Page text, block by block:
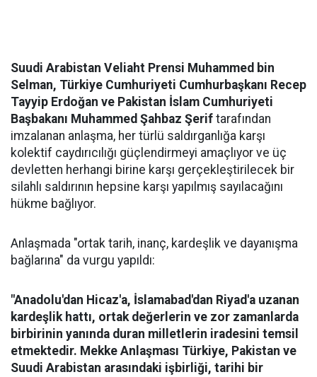
Suudi Arabistan Veliaht Prensi Muhammed bin
Selman, Türkiye Cumhuriyeti Cumhurbaşkanı Recep
Tayyip Erdoğan ve Pakistan İslam Cumhuriyeti
Başbakanı Muhammed Şahbaz Şerif tarafından
imzalanan anlaşma, her türlü saldırganlığa karşı
kolektif caydırıcılığı güçlendirmeyi amaçlıyor ve üç
devletten herhangi birine karşı gerçekleştirilecek bir
silahlı saldırının hepsine karşı yapılmış sayılacağını
hükme bağlıyor.
Anlaşmada "ortak tarih, inanç, kardeşlik ve dayanışma
bağlarına" da vurgu yapıldı:
"Anadolu'dan Hicaz'a, İslamabad'dan Riyad'a uzanan
kardeşlik hattı, ortak değerlerin ve zor zamanlarda
birbirinin yanında duran milletlerin iradesini temsil
etmektedir. Mekke Anlaşması Türkiye, Pakistan ve
Suudi Arabistan arasındaki işbirliği, tarihi bir